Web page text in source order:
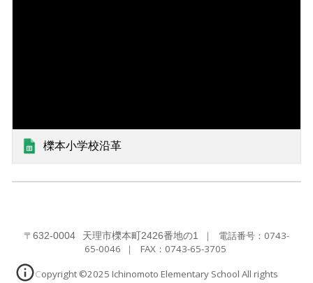
櫟本小学校沿革
〒 632-0004 天理市櫟本町2426番地の1 ｜ 電話番号：0743-
65-0046 ｜ FAX： 0743-65-3705
Copyright ©2025 Ichinomoto Elementary School All rights